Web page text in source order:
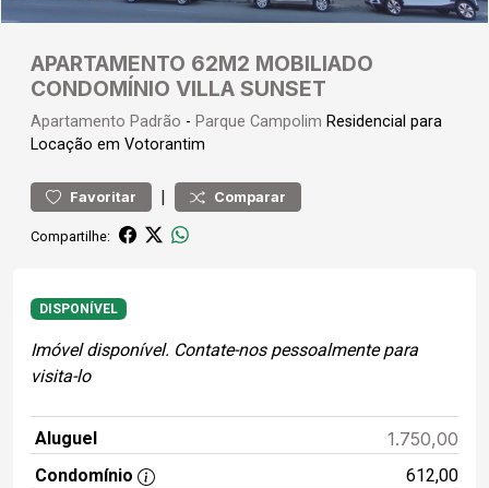
APARTAMENTO 62M2 MOBILIADO
CONDOMÍNIO VILLA SUNSET
Apartamento Padrão - Parque Campolim Residencial para
Locação em Votorantim
Favoritar | Comparar
Compartilhe:
DISPONÍVEL
Imóvel disponível. Contate-nos pessoalmente para
visita-lo
Aluguel 1.750,00
Condomínio
612,00